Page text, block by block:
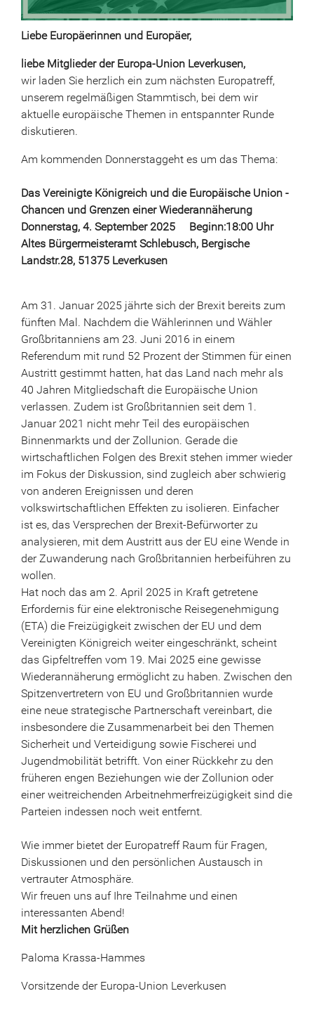
Liebe Europäerinnen und Europäer,
liebe Mitglieder der Europa-Union Leverkusen,
wir laden Sie herzlich ein zum nächsten Europatreff,
unserem regelmäßigen Stammtisch, bei dem wir
aktuelle europäische Themen in entspannter Runde
diskutieren.
Am kommenden Donnerstaggeht es um das Thema:
Das Vereinigte Königreich und die Europäische Union -
Chancen und Grenzen einer Wiederannäherung
Donnerstag, 4. September 2025 Beginn:18:00 Uhr
Altes Bürgermeisteramt Schlebusch, Bergische
Landstr.28, 51375 Leverkusen
Am 31. Januar 2025 jährte sich der Brexit bereits zum
fünften Mal. Nachdem die Wählerinnen und Wähler
Großbritanniens am 23. Juni 2016 in einem
Referendum mit rund 52 Prozent der Stimmen für einen
Austritt gestimmt hatten, hat das Land nach mehr als
40 Jahren Mitgliedschaft die Europäische Union
verlassen. Zudem ist Großbritannien seit dem 1.
Januar 2021 nicht mehr Teil des europäischen
Binnenmarkts und der Zollunion. Gerade die
wirtschaftlichen Folgen des Brexit stehen immer wieder
im Fokus der Diskussion, sind zugleich aber schwierig
von anderen Ereignissen und deren
volkswirtschaftlichen Effekten zu isolieren. Einfacher
ist es, das Versprechen der Brexit-Befürworter zu
analysieren, mit dem Austritt aus der EU eine Wende in
der Zuwanderung nach Großbritannien herbeiführen zu
wollen.
Hat noch das am 2. April 2025 in Kraft getretene
Erfordernis für eine elektronische Reisegenehmigung
(ETA) die Freizügigkeit zwischen der EU und dem
Vereinigten Königreich weiter eingeschränkt, scheint
das Gipfeltreffen vom 19. Mai 2025 eine gewisse
Wiederannäherung ermöglicht zu haben. Zwischen den
Spitzenvertretern von EU und Großbritannien wurde
eine neue strategische Partnerschaft vereinbart, die
insbesondere die Zusammenarbeit bei den Themen
Sicherheit und Verteidigung sowie Fischerei und
Jugendmobilität betrifft. Von einer Rückkehr zu den
früheren engen Beziehungen wie der Zollunion oder
einer weitreichenden Arbeitnehmerfreizügigkeit sind die
Parteien indessen noch weit entfernt.
Wie immer bietet der Europatreff Raum für Fragen,
Diskussionen und den persönlichen Austausch in
vertrauter Atmosphäre.
Wir freuen uns auf Ihre Teilnahme und einen
interessanten Abend!
Mit herzlichen Grüßen
Paloma Krassa-Hammes
Vorsitzende der Europa-Union Leverkusen